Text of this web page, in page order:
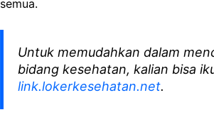
semua.
Untuk memudahkan dalam
bidang kesehatan, kalian bisa
link.lokerkesehatan.net.